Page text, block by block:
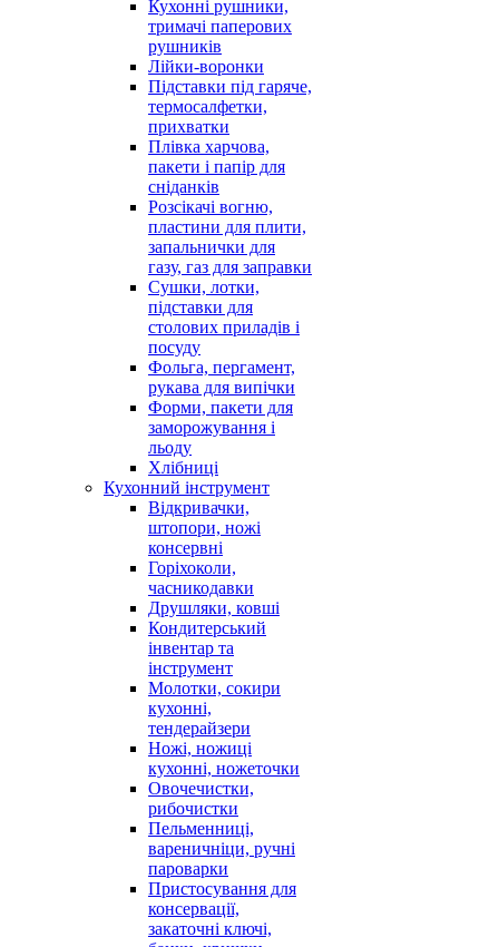
Кухонні рушники,
тримачі паперових
рушників
Лійки-воронки
Підставки під гаряче,
термосалфетки,
прихватки
Плівка харчова,
пакети і папір для
сніданків
Розсікачі вогню,
пластини для плити,
запальнички для
газу, газ для заправки
Сушки, лотки,
підставки для
столових приладів і
посуду
Фольга, пергамент,
рукава для випічки
Форми, пакети для
заморожування і
льоду
Хлібниці
Кухонний інструмент
Відкривачки,
штопори, ножі
консервні
Горіхоколи,
часникодавки
Друшляки, ковші
Кондитерський
інвентар та
інструмент
Молотки, сокири
кухонні,
тендерайзери
Ножі, ножиці
кухонні, ножеточки
Овочечистки,
рибочистки
Пельменниці,
вареничніци, ручні
пароварки
Пристосування для
консервації,
закаточні ключі,